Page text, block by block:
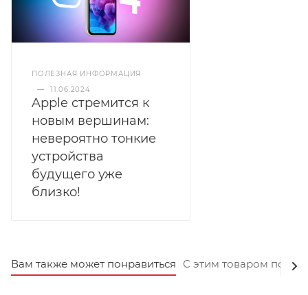
ПОЛЕЗНАЯ ИНФОРМАЦИЯ
—
11.06.2024
Apple стремится к
новым вершинам:
невероятно тонкие
устройства
будущего уже
близко!
Вам также может понравиться С этим товаром